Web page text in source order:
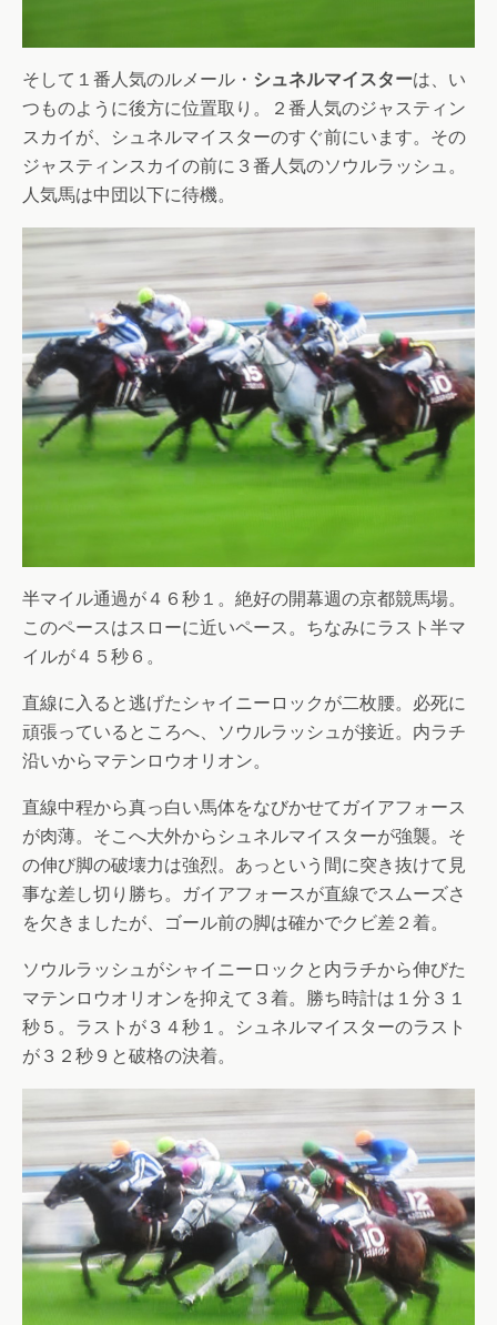
そして１番人気のルメール・ シュネルマイスターは、い
つものように後方に位置取り。２番人気のジャスティン
スカイが、シュネルマイスターのすぐ前にいます。その
ジャスティンスカイの前に３番人気のソウルラッシュ。
人気馬は中団以下に待機。
半マイル通過が４６秒１。絶好の開幕週の京都競馬場。
このペースはスローに近いペース。ちなみにラスト半マ
イルが４５秒６。
直線に入ると逃げたシャイニーロックが二枚腰。必死に
頑張っているところへ、ソウルラッシュが接近。内ラチ
沿いからマテンロウオリオン。
直線中程から真っ白い馬体をなびかせてガイアフォース
が肉薄。そこへ大外からシュネルマイスターが強襲。そ
の伸び脚の破壊力は強烈。あっという間に突き抜けて見
事な差し切り勝ち。ガイアフォースが直線でスムーズさ
を欠きましたが、ゴール前の脚は確かでクビ差２着。
ソウルラッシュがシャイニーロックと内ラチから伸びた
マテンロウオリオンを抑えて３着。勝ち時計は１分３１
秒５。ラストが３４秒１。シュネルマイスターのラスト
が３２秒９と破格の決着。